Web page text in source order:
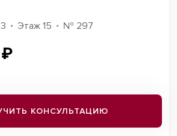
Этаж 15 № 297
КОНСУЛЬТАЦИЮ